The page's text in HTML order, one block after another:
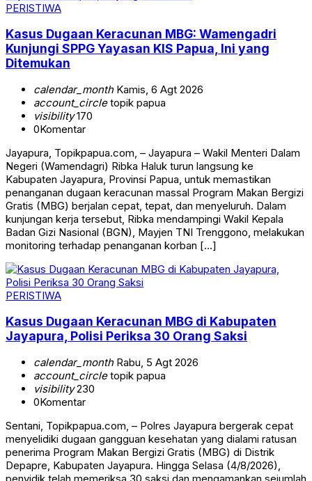
PERISTIWA
Kasus Dugaan Keracunan MBG: Wamengadri
Kunjungi SPPG Yayasan KIS Papua, Ini yang
Ditemukan
calendar_monthKamis, 6 Agt 2026
account_circletopik papua
visibility170
0Komentar
Jayapura, Topikpapua.com, – Jayapura – Wakil Menteri Dalam
Negeri (Wamendagri) Ribka Haluk turun langsung ke
Kabupaten Jayapura, Provinsi Papua, untuk memastikan
penanganan dugaan keracunan massal Program Makan Bergizi
Gratis (MBG) berjalan cepat, tepat, dan menyeluruh. Dalam
kunjungan kerja tersebut, Ribka mendampingi Wakil Kepala
Badan Gizi Nasional (BGN), Mayjen TNI Trenggono, melakukan
monitoring terhadap penanganan korban […]
PERISTIWA
Kasus Dugaan Keracunan MBG di Kabupaten
Jayapura, Polisi Periksa 30 Orang Saksi
calendar_monthRabu, 5 Agt 2026
account_circletopik papua
visibility230
0Komentar
Sentani, Topikpapua.com, – Polres Jayapura bergerak cepat
menyelidiki dugaan gangguan kesehatan yang dialami ratusan
penerima Program Makan Bergizi Gratis (MBG) di Distrik
Depapre, Kabupaten Jayapura. Hingga Selasa (4/8/2026),